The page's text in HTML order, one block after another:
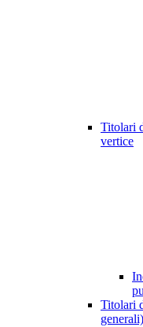
Titolari
vertice
Titolari
generali)